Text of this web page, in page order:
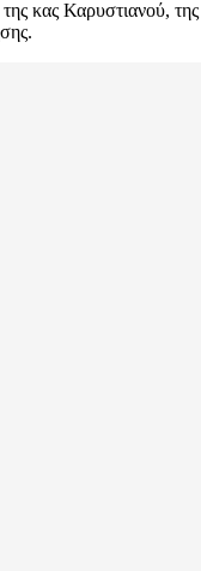
κας Καρυστιανού, της